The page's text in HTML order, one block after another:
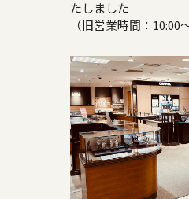
たしました
（旧営業時間：10:00